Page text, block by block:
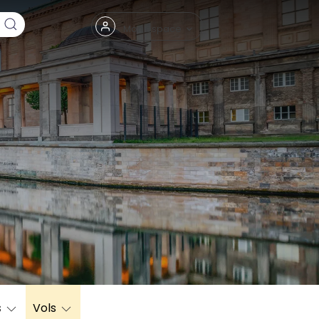
Mon espace
Vols
Fermer